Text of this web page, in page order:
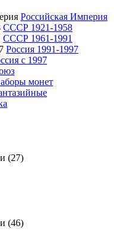
Российская Империя
СССР 1921-1958
СССР 1961-1991
Россия 1991-1997
с 1997
монет
(27)
(46)